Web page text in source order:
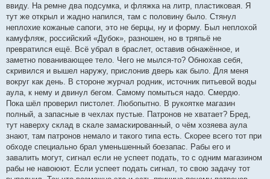
ввиду. На ремне два подсумка, и фляжка на литр, пластиковая. Я
тут же открыл и жадно напился, там с половину было. Стянул
неплохие кожаные сапоги, это не берцы, ну и форму. Был неплохой
камуфляж, российский «Дубок», разношен, но в тряпьё не
превратился ещё. Всё убрал в браслет, оставив обнажённое, и
заметно пованивающее тело. Чего не мылся-то? Обнюхав себя,
скривился и вышел наружу, прислонив дверь как было. Для меня
вокруг как день. В стороне журчал родник, источник питьевой воды
аула, к нему и двинул бегом. Самому помыться надо. Смердю.
Пока шёл проверил пистолет. Любопытно. В рукоятке магазин
полный, а запасные в чехлах пустые. Патронов не хватает? Бред,
тут наверху склад в скале замаскированный, о чём хозяева аула
знают, там патронов немало и такого типа есть. Скорее всего тот при
обходе специально брал уменьшенный боезапас. Рабы его и
завалить могут, сигнал если не успеет подать, то с одним магазином
рабы не навоюют. Если успеет подать сигнал, то свою задачу тот